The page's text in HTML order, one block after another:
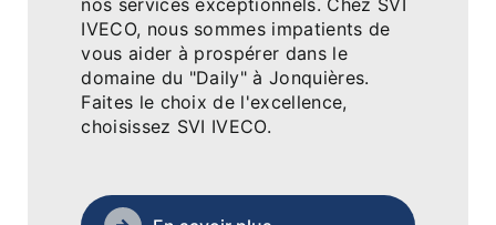
nos services exceptionnels. Chez SVI
IVECO, nous sommes impatients de
vous aider à prospérer dans le
domaine du "Daily" à Jonquières.
Faites le choix de l'excellence,
choisissez SVI IVECO.